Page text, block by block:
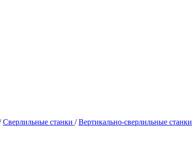
Сверлильные станки / Вертикально-сверлильные станки